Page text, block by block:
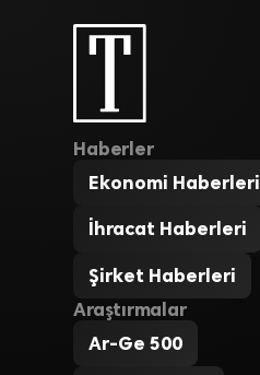
Haberler
Ekonomi Haberleri
İhracat Haberleri
Şirket Haberleri
Araştırmalar
Ar-Ge 500